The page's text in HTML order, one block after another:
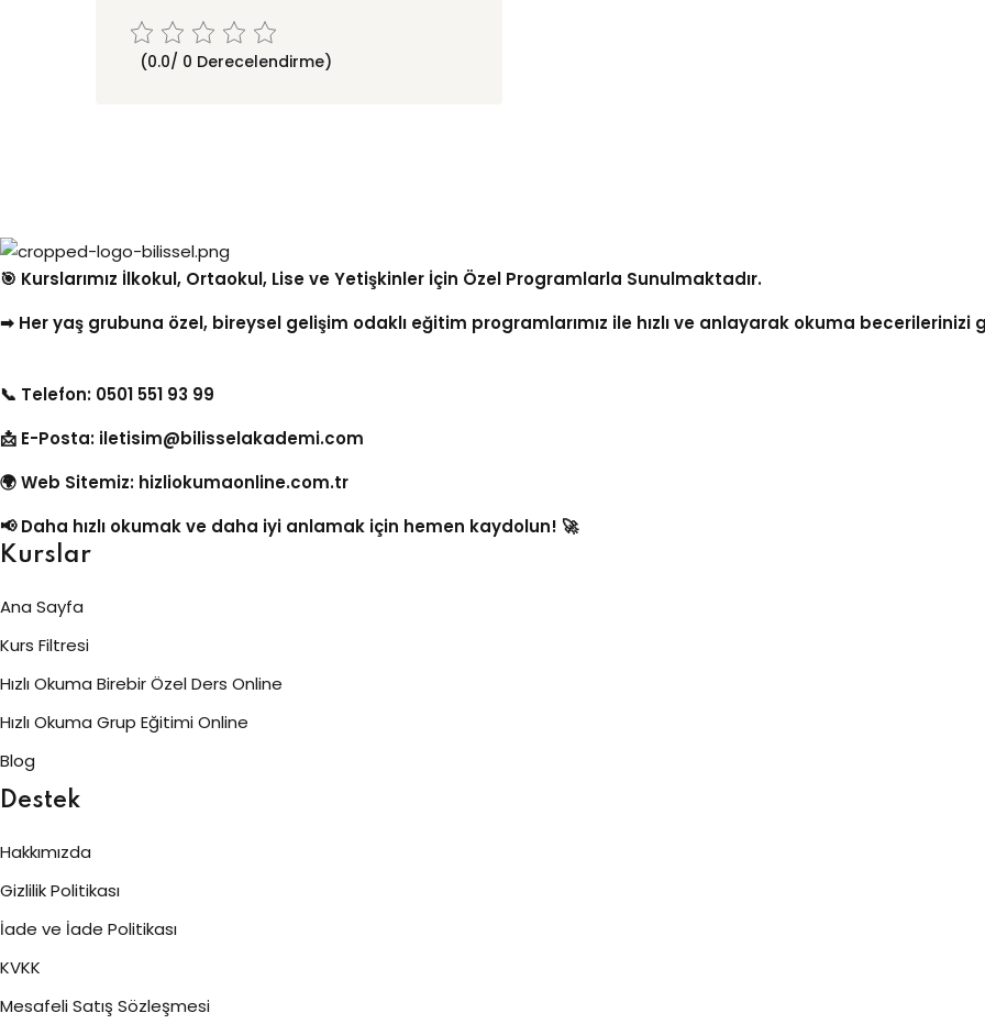
(0.0/ 0 Derecelendirme)
🎯 Kurslarımız İlkokul, Ortaokul, Lise ve Yetişkinler İçin Özel Programlarla Sunulmaktadır.
➡ Her yaş grubuna özel, bireysel gelişim odaklı eğitim programlarımız ile hızlı ve anlayarak okuma becerilerinizi
📞 Telefon: 0501 551 93 99
📩 E-Posta: iletisim@bilisselakademi.com
🌍 Web Sitemiz: hizliokumaonline.com.tr
📢 Daha hızlı okumak ve daha iyi anlamak için hemen kaydolun! 🚀
Kurslar
Ana Sayfa
Kurs Filtresi
Hızlı Okuma Birebir Özel Ders Online
Hızlı Okuma Grup Eğitimi Online
Blog
Destek
Hakkımızda
Gizlilik Politikası
İade ve İade Politikası
KVKK
Mesafeli Satış Sözleşmesi